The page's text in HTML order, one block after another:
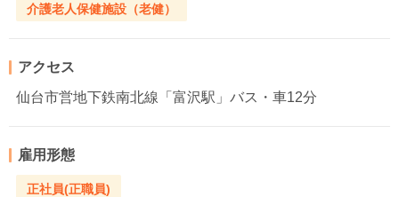
介護老人保健施設（老健）
アクセス
仙台市営地下鉄南北線「富沢駅」バス・車12分
雇用形態
正社員(正職員)